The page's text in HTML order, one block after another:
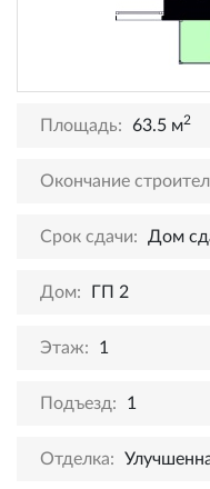
Площадь: 63.5 м2
Окончание
Срок сдачи: Дом
Дом: ГП 2
Этаж: 1
Подъезд: 1
Отделка: